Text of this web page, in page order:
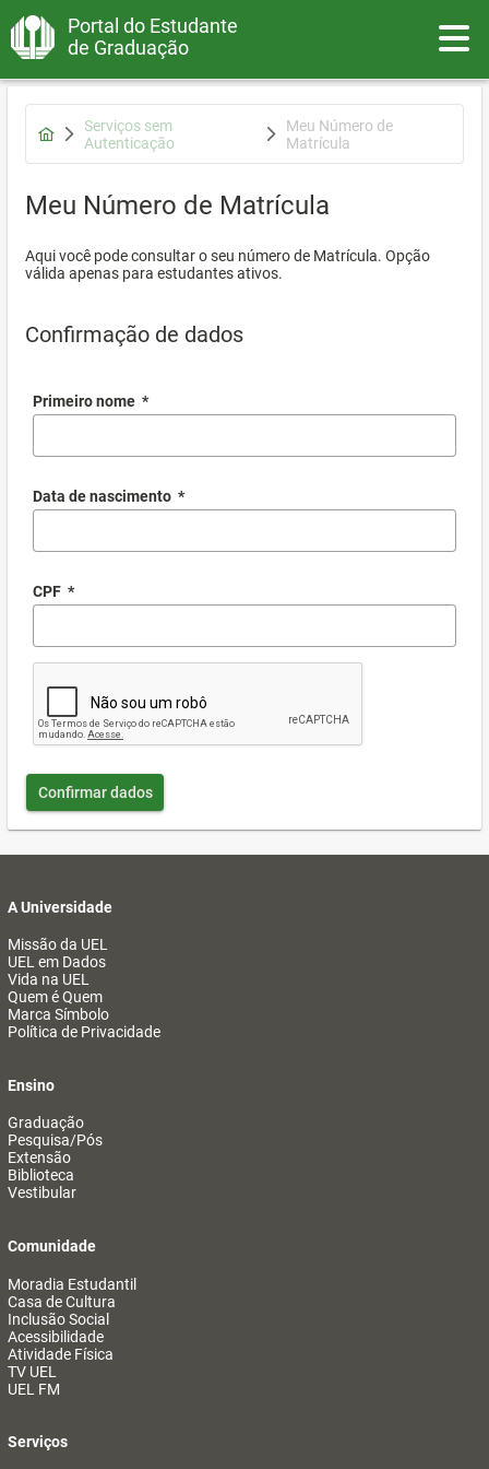
Portal do Estudante
de Graduação
Serviços sem
Autenticação
Meu Número de
Matrícula
Meu Número de Matrícula
Aqui você pode consultar o seu número de Matrícula. Opção
válida apenas para estudantes ativos.
Confirmação de dados
Primeiro nome *
Data de nascimento *
CPF *
Confirmar dados
A Universidade
Missão da UEL
UEL em Dados
Vida na UEL
Quem é Quem
Marca Símbolo
Política de Privacidade
Ensino
Graduação
Pesquisa/Pós
Extensão
Biblioteca
Vestibular
Comunidade
Moradia Estudantil
Casa de Cultura
Inclusão Social
Acessibilidade
Atividade Física
TV UEL
UEL FM
Serviços